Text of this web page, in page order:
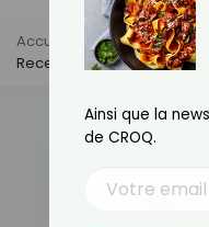
Accueil Actus
Recette De Glace Légère
Ainsi que la
de CROQ.